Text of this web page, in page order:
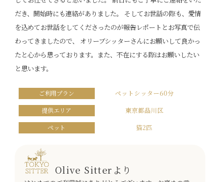
だき、開始時にも連絡がありました。 そしてお世話の際も、愛情
を込めてお世話をしてくださったのが報告レポートとお写真で伝
わってきましたので、 オリーブシッターさんにお願いして良かっ
たと心から思っております。また、不在にする際はお願いしたい
と思います。
ご利用プラン ペットシッター60分
提供エリア 東京都品川区
ペット 猫2匹
​Olive Sitterより